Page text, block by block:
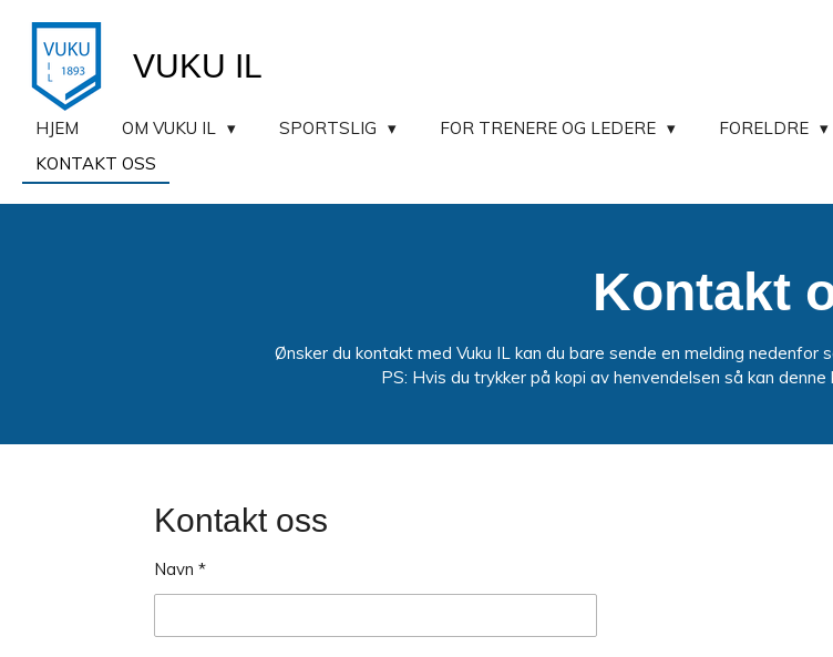
Gå
hovedinnhold
VUKU IL
HJEM OM VUKU IL SPORTSLIG FOR TRENERE OG LEDERE FORELDRE
KONTAKT OSS
Kontakt
Ønsker du kontakt med Vuku IL kan du bare sende en melding nedenfor
PS: Hvis du trykker på kopi av henvendelsen så kan
Kontakt oss
Navn *